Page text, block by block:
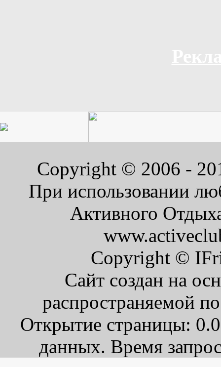
Copyright © 2006 -
При использовании
Активного
Copyright ©
Сайт создан на
распространяемой
Открытие страницы:
данных. Время